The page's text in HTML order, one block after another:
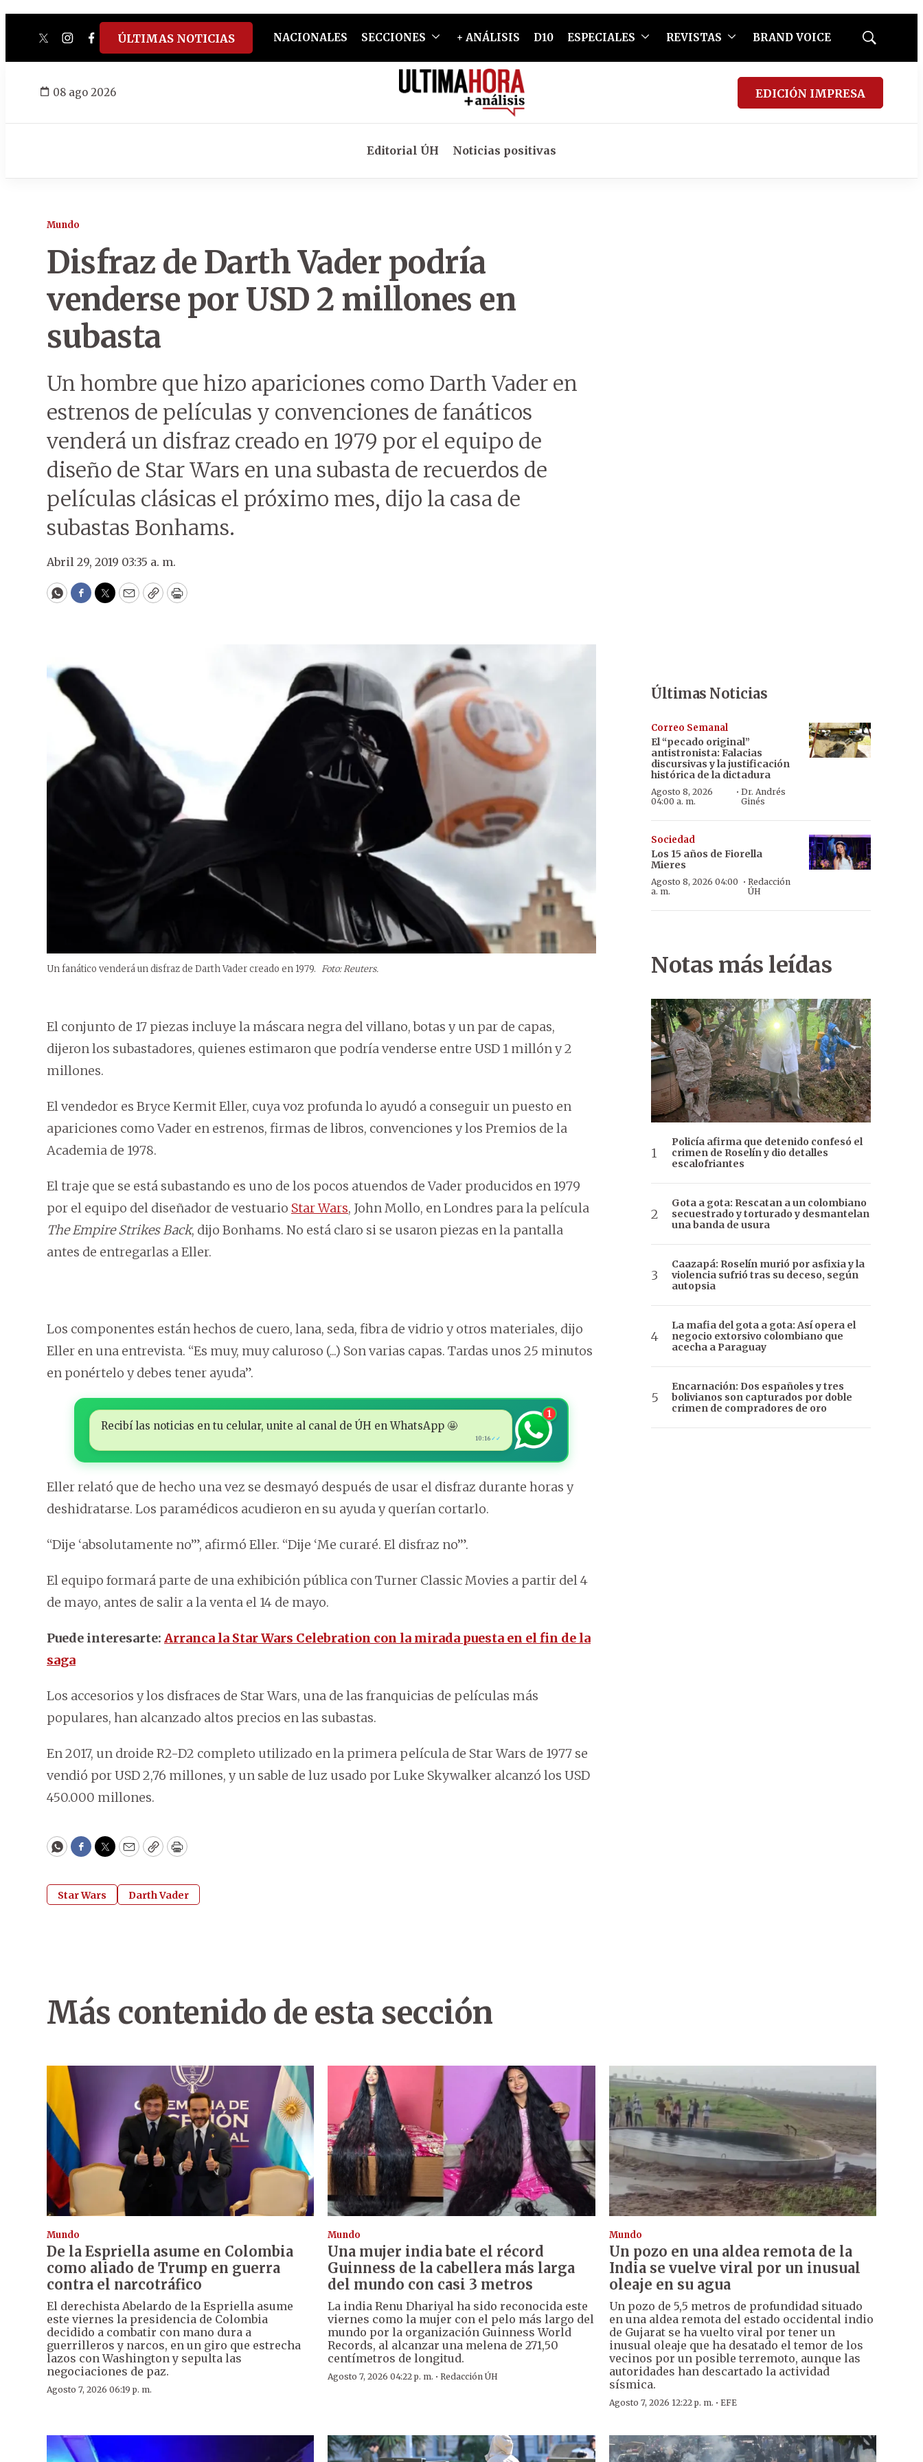
twitterinstagram
facebook
tiktokyoutube
spotify
ÚLTIMAS NOTICIAS NACIONALES SECCIONES + ANÁLISIS D10 ESPECIALES REVISTAS BRAND VOICE
Mostrar
08 ago 2026 EDICIÓN IMPRESA
Editorial ÚH Noticias positivas
Mundo
Disfraz de Darth Vader podría
venderse por USD 2 millones en
subasta
Un hombre que hizo apariciones como Darth Vader en
estrenos de películas y convenciones de fanáticos
venderá un disfraz creado en 1979 por el equipo de
diseño de Star Wars en una subasta de recuerdos de
películas clásicas el próximo mes, dijo la casa de
subastas Bonhams.
Abril 29, 2019 03:35 a. m.
WhatsApp
Facebook
Twitter
EmailCopyPrint
Un fanático venderá un disfraz de Darth Vader creado en 1979. Foto: Reuters.
El conjunto de 17 piezas incluye la máscara negra del villano, botas y un par de capas,
dijeron los subastadores, quienes estimaron que podría venderse entre USD 1 millón y 2
millones.
El vendedor es Bryce Kermit Eller, cuya voz profunda lo ayudó a conseguir un puesto en
apariciones como Vader en estrenos, firmas de libros, convenciones y los Premios de la
Academia de 1978.
El traje que se está subastando es uno de los pocos atuendos de Vader producidos en 1979
por el equipo del diseñador de vestuario Star Wars, John Mollo, en Londres para la película
The Empire Strikes Back, dijo Bonhams. No está claro si se usaron piezas en la pantalla
antes de entregarlas a Eller.
Los componentes están hechos de cuero, lana, seda, fibra de vidrio y otros materiales, dijo
Eller en una entrevista. “Es muy, muy caluroso (...) Son varias capas. Tardas unos 25 minutos
en ponértelo y debes tener ayuda”.
Recibí las noticias en tu celular, unite al canal de ÚH en WhatsApp 🤩
10:16 ✓✓
1
Eller relató que de hecho una vez se desmayó después de usar el disfraz durante horas y
deshidratarse. Los paramédicos acudieron en su ayuda y querían cortarlo.
“Dije ‘absolutamente no’”, afirmó Eller. “Dije ‘Me curaré. El disfraz no’”.
El equipo formará parte de una exhibición pública con Turner Classic Movies a partir del 4
de mayo, antes de salir a la venta el 14 de mayo.
Puede interesarte: Arranca la Star Wars Celebration con la mirada puesta en el fin de la
saga
Los accesorios y los disfraces de Star Wars, una de las franquicias de películas más
populares, han alcanzado altos precios en las subastas.
En 2017, un droide R2-D2 completo utilizado en la primera película de Star Wars de 1977 se
vendió por USD 2,76 millones, y un sable de luz usado por Luke Skywalker alcanzó los USD
450.000 millones.
WhatsApp
Facebook
Twitter
EmailCopyPrint
Star Wars Darth Vader
Últimas Noticias
Correo Semanal
El “pecado original”
antistronista: Falacias
discursivas y la justificación
histórica de la dictadura
Agosto 8, 2026
04:00 a. m.
·Dr. Andrés
Ginés
Sociedad
Los 15 años de Fiorella
Mieres
Agosto 8, 2026 04:00
a. m.
· Redacción
ÚH
Notas más leídas
Policía afirma que detenido confesó el
crimen de Roselín y dio detalles
escalofriantes
Gota a gota: Rescatan a un colombiano
secuestrado y torturado y desmantelan
una banda de usura
Caazapá: Roselín murió por asfixia y la
violencia sufrió tras su deceso, según
autopsia
La mafia del gota a gota: Así opera el
negocio extorsivo colombiano que
acecha a Paraguay
Encarnación: Dos españoles y tres
bolivianos son capturados por doble
crimen de compradores de oro
Más contenido de esta sección
Mundo
De la Espriella asume en Colombia
como aliado de Trump en guerra
contra el narcotráfico
El derechista Abelardo de la Espriella asume
este viernes la presidencia de Colombia
decidido a combatir con mano dura a
guerrilleros y narcos, en un giro que estrecha
lazos con Washington y sepulta las
negociaciones de paz.
Agosto 7, 2026 06:19 p. m.
Mundo
Una mujer india bate el récord
Guinness de la cabellera más larga
del mundo con casi 3 metros
La india Renu Dhariyal ha sido reconocida este
viernes como la mujer con el pelo más largo del
mundo por la organización Guinness World
Records, al alcanzar una melena de 271,50
centímetros de longitud.
Agosto 7, 2026 04:22 p. m. ·Redacción ÚH
Mundo
Un pozo en una aldea remota de la
India se vuelve viral por un inusual
oleaje en su agua
Un pozo de 5,5 metros de profundidad situado
en una aldea remota del estado occidental indio
de Gujarat se ha vuelto viral por tener un
inusual oleaje que ha desatado el temor de los
vecinos por un posible terremoto, aunque las
autoridades han descartado la actividad
sísmica.
Agosto 7, 2026 12:22 p. m. · EFE